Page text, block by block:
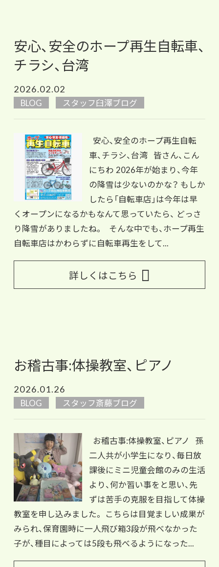
安心、安全のホープ再生自転車、
チラシ、台湾
2026.02.02
BLOG スタッフ臼澤ブログ
安心、安全のホープ再生自転
車、チラシ、台湾 皆さん、こん
にちわ 2026年が始まり、今年
の降雪は少ないのかな？ もしか
したら「自転車店」は今年は早
くオープンになるかもなんて思っていたら、 どっさ
り降雪がありましたね。 そんな中でも、ホープ再生
自転車店はかわらずに自転車再生をして...
詳しくはこちら
お稽古事:体操教室、ピアノ
2026.01.26
BLOG スタッフ斎藤ブログ
お稽古事:体操教室、ピアノ 孫
二人共が小学生になり、毎日放
課後にミニ児童会館のみの生活
より、何か習い事をと思い、先
ずは苦手の克服を目指して体操
教室を申し込みました。 こちらは目覚ましい成果が
みられ、保育園時に一人飛び箱3段が飛べなかった
子が、種目によっては5段も飛べるようになった...